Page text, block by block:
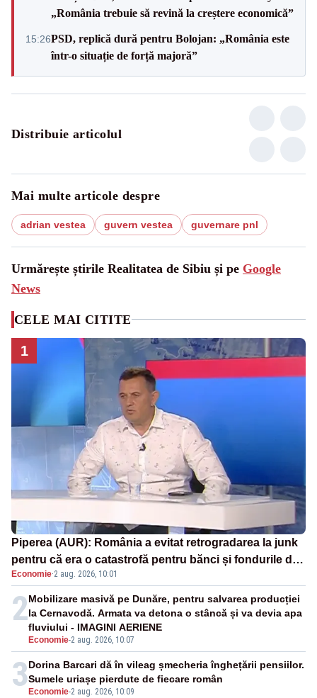
„România trebuie să revină la creștere economică”
15:26PSD, replică dură pentru Bolojan: „România este
într-o situație de forță majoră”
Distribuie articolul
Mai multe articole despre
adrian vestea guvern vestea guvernare pnl
Urmărește știrile Realitatea de Sibiu și pe Google
News
CELE MAI CITITE
1
Piperea (AUR): România a evitat retrogradarea la junk
pentru că era o catastrofă pentru bănci și fondurile de
pensii
Economie·2 aug. 2026, 10:01
2
Economie-2 aug. 2026, 10:07
Mobilizare masivă pe Dunăre, pentru salvarea producției
la Cernavodă. Armata va detona o stâncă și va devia apa
fluviului - IMAGINI AERIENE
3 Economie-2 aug. 2026, 10:09
Dorina Barcari dă în vileag șmecheria înghețării pensiilor.
Sumele uriașe pierdute de fiecare român